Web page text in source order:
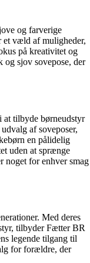
og farverige
et væld af muligheder,
på kreativitet og
og sjov sovepose, der
at tilbyde børneudstyr
af soveposer,
en pålidelig
uden at sprænge
noget for enhver smag
Med deres
tilbyder Fætter BR
legende tilgang til
for forældre, der